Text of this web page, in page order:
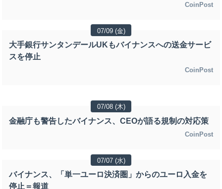
CoinPost
07/09 (金)
大手銀行サンタンデールUKもバイナンスへの送金サービ
スを停止
CoinPost
07/08 (木)
金融庁も警告したバイナンス、CEOが語る規制の対応策
CoinPost
07/07 (水)
バイナンス、「単一ユーロ決済圏」からのユーロ入金を
停止＝報道